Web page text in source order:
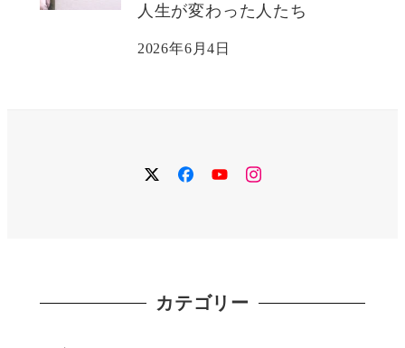
人生が変わった人たち
2026年6月4日
twitterfacebook
YouTubeinstagram
カテゴリー